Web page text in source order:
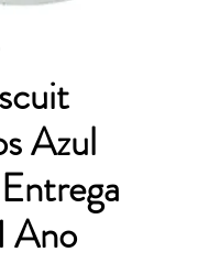
Azul
Ano